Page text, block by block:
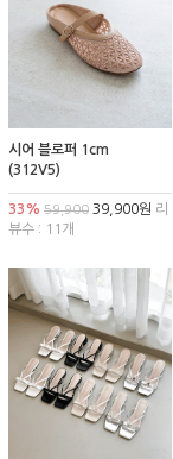
시어 블로퍼 1cm
(312V5)
33% 59,900 39,900원 리
뷰수 : 11개